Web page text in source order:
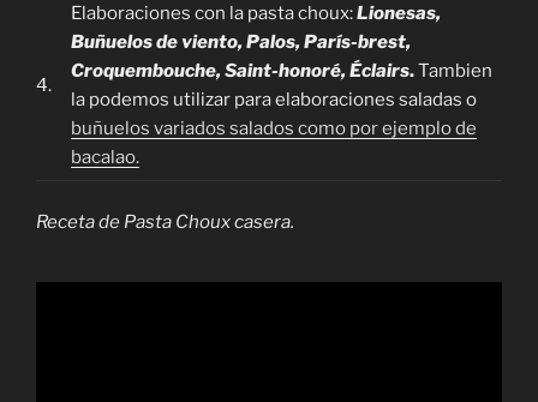
4.
Elaboraciones con la pasta choux:Lionesas,
Buñuelos de viento, Palos, París-brest,
Croquembouche, Saint-honoré, Éclairs.Tambien
la podemos utilizar para elaboraciones saladas o
buñuelos variados salados como por ejemplo de
bacalao.
Receta de Pasta Choux casera.